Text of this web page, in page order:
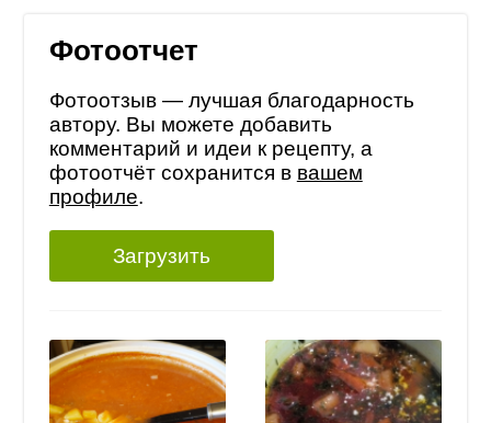
Фотоотчет
Фотоотзыв — лучшая благодарность
автору. Вы можете добавить
комментарий и идеи к рецепту, а
фотоотчёт сохранится в вашем
профиле.
Загрузить